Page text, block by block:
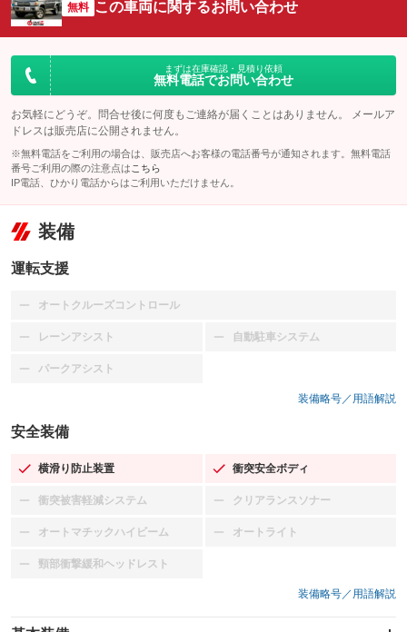
無料 この車両に関するお問い合わせ
まずは在庫確認・見積り依頼
無料電話でお問い合わせ
お気軽にどうぞ。問合せ後に何度もご連絡が届くことはありません。 メールア
ドレスは販売店に公開されません。
※無料電話をご利用の場合は、販売店へお客様の電話番号が通知されます。無料電話
番号ご利用の際の注意点は こちら
IP電話、ひかり電話からはご利用いただけません。
装備
運転支援
オートクルーズコントロール
：装備なし
レーンアシスト
：装備なし 自動駐車システム
：装備なし
パークアシスト
：装備なし
装備略号／用語解説
安全装備
横滑り防止装置
：装備あり 衝突安全ボディ
：装備あり
衝突被害軽減システム
：装備なし クリアランスソナー
：装備なし
オートマチックハイビーム
：装備なし オートライト
：装備なし
頸部衝撃緩和ヘッドレスト
：装備なし
装備略号／用語解説